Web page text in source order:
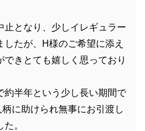
止となり、少しイレギュラー
たが、H様のご希望に添え
できとても嬉しく思っており
約半年という少し長い期間で
に助けられ無事にお引渡し
。